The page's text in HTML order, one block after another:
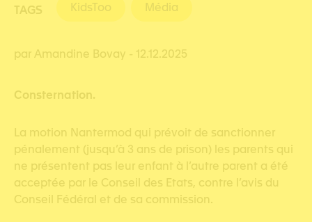
TAGS KidsToo Média
par Amandine Bovay - 12.12.2025
Consternation.
La motion Nantermod qui prévoit de sanctionner
pénalement (jusqu’à 3 ans de prison) les parents qui
ne présentent pas leur enfant à l’autre parent a été
acceptée par le Conseil des Etats, contre l’avis du
Conseil Fédéral et de sa commission.